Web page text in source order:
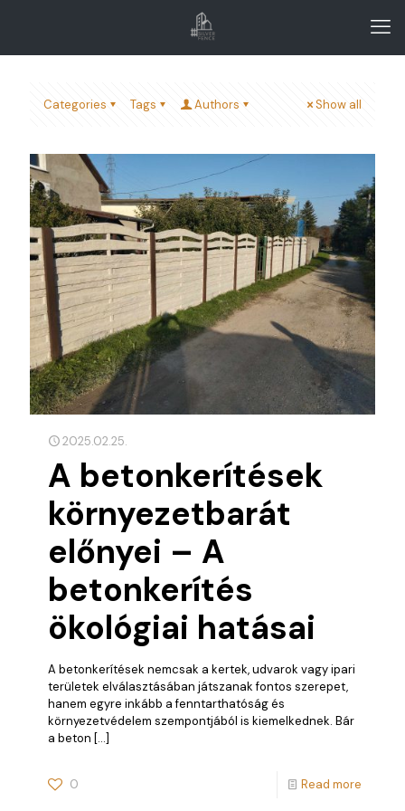
Categories Tags Authors Show all
2025.02.25.
A betonkerítések
környezetbarát
előnyei – A
betonkerítés
ökológiai hatásai
A betonkerítések nemcsak a kertek, udvarok vagy ipari
területek elválasztásában játszanak fontos szerepet,
hanem egyre inkább a fenntarthatóság és
környezetvédelem szempontjából is kiemelkednek. Bár
a beton […]
0 Read more